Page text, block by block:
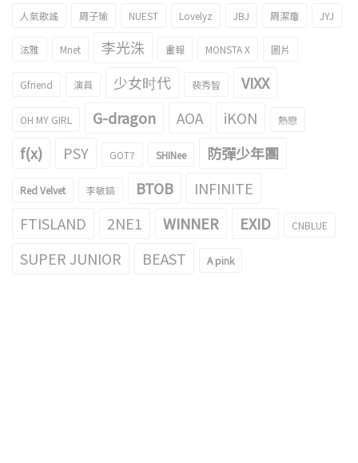
人氣歌謠 周子瑜 NUEST Lovelyz JBJ 周潔瓊 JYJ
泫雅 Mnet 李光洙 畫報 MONSTA X 圖片
Gfriend 演員 少女时代 裴秀智 VIXX
OH MY GIRL G-dragon AOA iKON 熱戀
f(x) PSY GOT7 SHINee 防彈少年團
Red Velvet 李敏鎬 BTOB
INFINITE
FTISLAND
2NE1 WINNER EXID CNBLUE
SUPER JUNIOR BEAST A pink